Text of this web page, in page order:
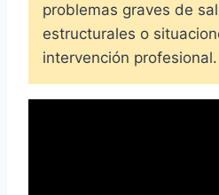
problemas graves de
estructurales o
intervención profesional.